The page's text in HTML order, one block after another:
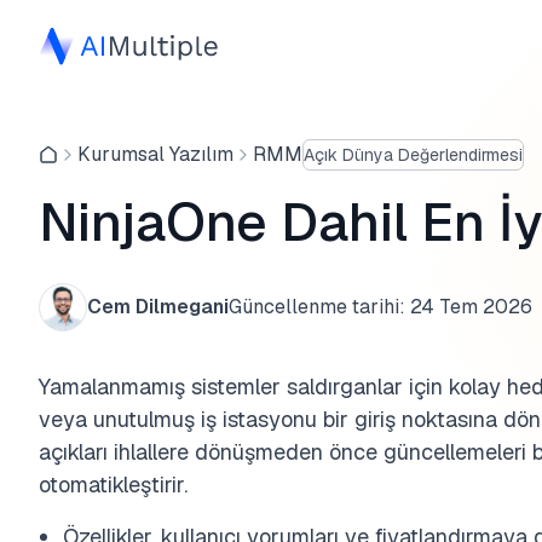
Kurumsal Yazılım RMMAçık Dünya Değerlendirmesi
NinjaOne Dahil En
Cem DilmeganiGüncellenme tarihi: 24 Tem 2026
Yamalanmamış sistemler saldırganlar için kolay
veya unutulmuş iş istasyonu bir giriş noktasına
açıkları ihlallere dönüşmeden önce
otomatikleştirir.